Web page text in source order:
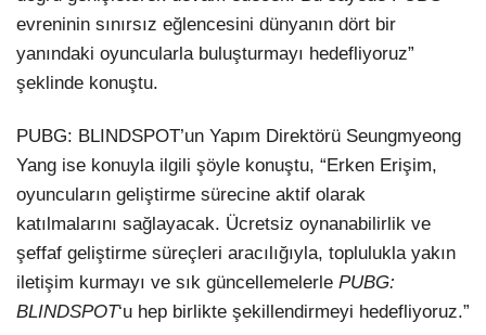
evreninin sınırsız eğlencesini dünyanın dört bir
yanındaki oyuncularla buluşturmayı hedefliyoruz”
şeklinde konuştu.
PUBG: BLINDSPOT’un Yapım Direktörü Seungmyeong
Yang ise konuyla ilgili şöyle konuştu, “Erken Erişim,
oyuncuların geliştirme sürecine aktif olarak
katılmalarını sağlayacak. Ücretsiz oynanabilirlik ve
şeffaf geliştirme süreçleri aracılığıyla, toplulukla yakın
iletişim kurmayı ve sık güncellemelerle PUBG:
BLINDSPOT‘u hep birlikte şekillendirmeyi hedefliyoruz.”